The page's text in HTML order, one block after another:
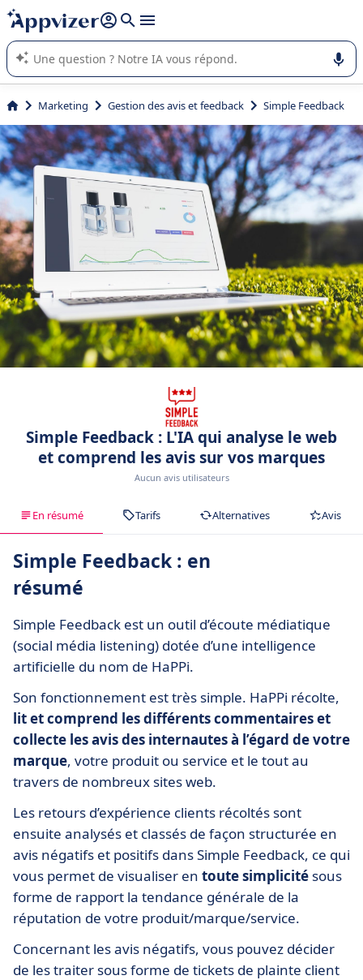
répondre (plusieurs lignes avec
L'IA de Appvizer vous guide dans l'utilisation ou la sélection de
logiciel SaaS en entreprise.
Marketing Gestion des avis et feedback Simple Feedback
Simple Feedback : L'IA qui analyse le web
et comprend les avis sur vos marques
Aucun avis utilisateurs
En résumé Tarifs Alternatives Avis
Simple Feedback : en
résumé
Simple Feedback est un outil d’écoute médiatique
(social média listening) dotée d’une intelligence
artificielle du nom de HaPPi.
Son fonctionnement est très simple. HaPPi récolte,
lit et comprend les différents commentaires et
collecte les avis des internautes à l’égard de votre
marque, votre produit ou service et le tout au
travers de nombreux sites web.
Les retours d’expérience clients récoltés sont
ensuite analysés et classés de façon structurée en
avis négatifs et positifs dans Simple Feedback, ce qui
vous permet de visualiser en toute simplicité sous
forme de rapport la tendance générale de la
réputation de votre produit/marque/service.
Concernant les avis négatifs, vous pouvez décider
de les traiter sous forme de tickets de plainte client